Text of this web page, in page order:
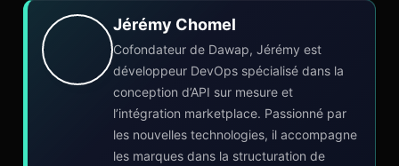
Jérémy Chomel
Cofondateur de Dawap, Jérémy est
développeur DevOps spécialisé dans la
conception d’API sur mesure et
l’intégration marketplace. Passionné par
les nouvelles technologies, il accompagne
les marques dans la structuration de